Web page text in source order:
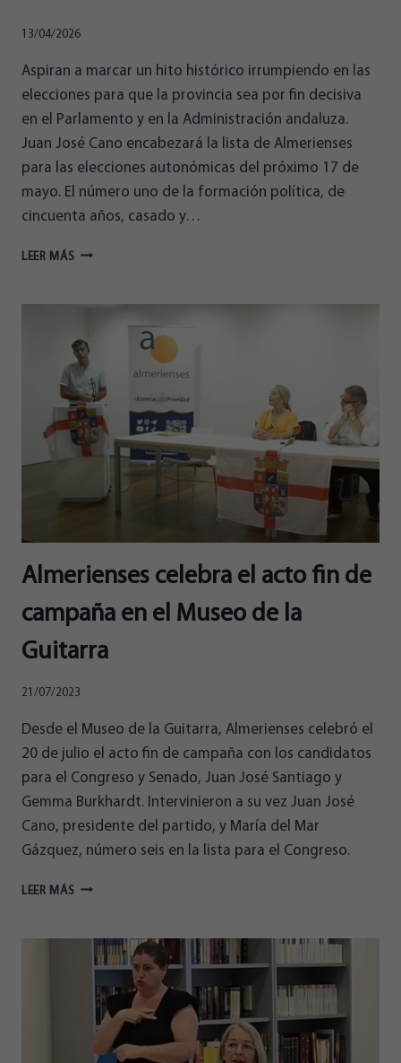
13/04/2026
Aspiran a marcar un hito histórico irrumpiendo en las
elecciones para que la provincia sea por fin decisiva
en el Parlamento y en la Administración andaluza.
Juan José Cano encabezará la lista de Almerienses
para las elecciones autonómicas del próximo 17 de
mayo. El número uno de la formación política, de
cincuenta años, casado y…
LEER MÁS JUANJO
CANDIDATURA
DE
ALMERIENSES
Almerienses celebra el acto fin de
campaña en el Museo de la
Guitarra
21/07/2023
Desde el Museo de la Guitarra, Almerienses celebró el
20 de julio el acto fin de campaña con los candidatos
para el Congreso y Senado, Juan José Santiago y
Gemma Burkhardt. Intervinieron a su vez Juan José
Cano, presidente del partido, y María del Mar
Gázquez, número seis en la lista para el Congreso.
LEER MÁS ALMERIENSES
ACTO
CAMPAÑA
MUSEO